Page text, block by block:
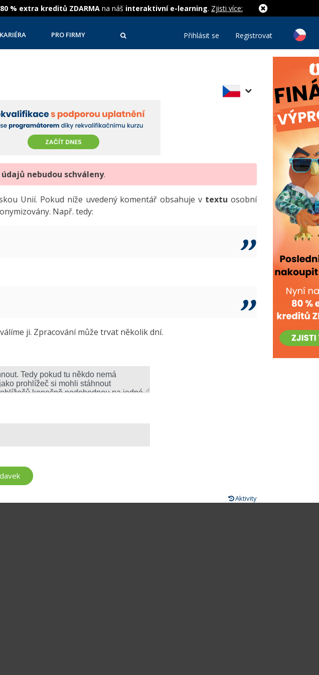
80 % extra kreditů ZDARMA na náš interaktivní e-learning. Zjisti více:
KARIÉRA PRO FIRMY Přihlásit se Registrovat
nebudou schváleny.
Unií. Pokud níže uvedený komentář obsahuje v textu osobní
Např. tedy:
ji. Zpracování může trvat několik dní.
Aktivity